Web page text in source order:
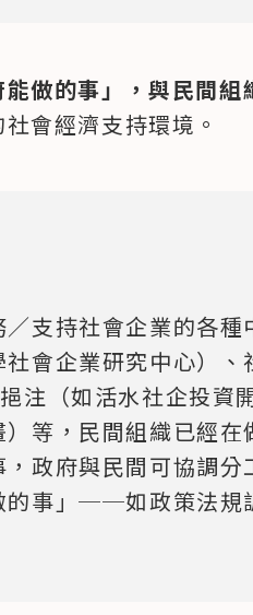
做的事」，與民間組
會經濟支持環境。
支持社會企業的各種
會企業研究中心）、
注（如活水社企投資
等，民間組織已經在
政府與民間可協調分
的事」──如政策法規